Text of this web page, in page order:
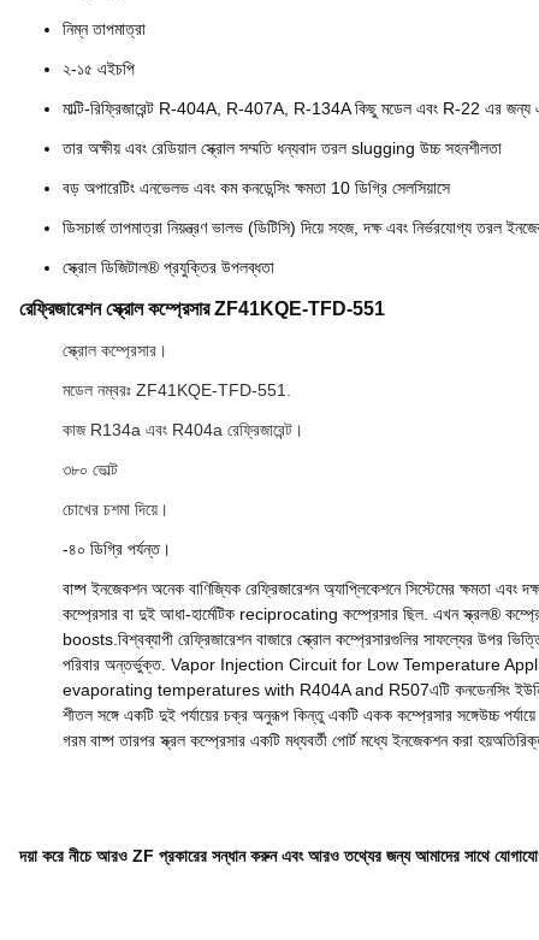
নিম্ন তাপমাত্রা
২-১৫ এইচপি
মাল্টি-রিফ্রিজারেন্ট R-404A, R-407A, R-134A কিছু মডেল এবং R-22 এর জন্য
তার অক্ষীয় এবং রেডিয়াল স্ক্রোল সম্মতি ধন্যবাদ তরল slugging উচ্চ সহনশীলতা
বড় অপারেটিং এনভেলভ এবং কম কনডেন্সিং ক্ষমতা 10 ডিগ্রি সেলসিয়াসে
ডিসচার্জ তাপমাত্রা নিয়ন্ত্রণ ভালভ (ডিটিসি) দিয়ে সহজ, দক্ষ এবং নির্ভরযোগ্য তরল
স্ক্রোল ডিজিটাল® প্রযুক্তির উপলব্ধতা
রেফ্রিজারেশন স্ক্রোল কম্প্রেসার ZF41KQE-TFD-551
স্ক্রোল কম্প্রেসার।
মডেল নম্বরঃ ZF41KQE-TFD-551.
কাজ R134a এবং R404a রেফ্রিজারেন্ট।
৩৮০ ভোল্ট
চোখের চশমা দিয়ে।
-৪০ ডিগ্রি পর্যন্ত।
বাষ্প ইনজেকশন অনেক বাণিজ্যিক রেফ্রিজারেশন অ্যাপ্লিকেশনে সিস্টেমের ক্ষমতা
কম্প্রেসার বা দুই আধা-হার্মেটিক reciprocating কম্প্রেসার ছিল. এখন স্ক্রল®
boosts.বিশ্বব্যাপী রেফ্রিজারেশন বাজারে স্ক্রোল কম্প্রেসারগুলির সাফল্যের উপর
পরিবার অন্তর্ভুক্ত. Vapor Injection Circuit for Low Temperature
evaporating temperatures with R404A and R507এটি কনডেনসিং ইউনিট,
শীতল সঙ্গে একটি দুই পর্যায়ের চক্র অনুরূপ কিন্তু একটি একক কম্প্রেসার সঙ্গেউচ্চ
গরম বাষ্প তারপর স্ক্রল কম্প্রেসার একটি মধ্যবর্তী পোর্ট মধ্যে ইনজেকশন করা
দয়া করে নীচে আরও ZF প্রকারের সন্ধান করুন এবং আরও তথ্যের জন্য আমাদের সাথে